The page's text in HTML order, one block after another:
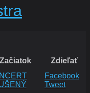
Začiatok
Zdieľať
Facebook
Tweet